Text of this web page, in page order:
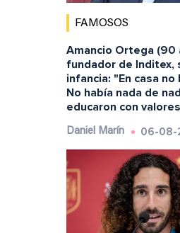
FAMOSOS
Amancio Ortega (90
fundador de Inditex,
infancia: "En casa no
No había nada de
educaron con
Daniel Marín 06-08-